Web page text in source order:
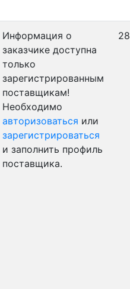
Информация о
заказчике доступна
только
зарегистрированным
поставщикам!
Необходимо
авторизоваться или
зарегистрироваться
и заполнить профиль
поставщика.